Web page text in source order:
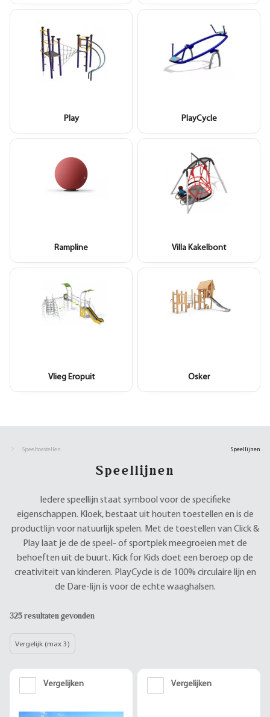
Play PlayCycle
Rampline Villa Kakelbont
Vlieg Eropuit Osker
Speeltoestellen Speellijnen
Speellijnen
Iedere speellijn staat symbool voor de specifieke
eigenschappen. Kloek, bestaat uit houten toestellen en is de
productlijn voor natuurlijk spelen. Met de toestellen van Click &
Play laat je de de speel- of sportplek meegroeien met de
behoeften uit de buurt. Kick for Kids doet een beroep op de
creativiteit van kinderen. PlayCycle is de 100% circulaire lijn en
de Dare-lijn is voor de echte waaghalsen.
325 resultaten gevonden
Vergelijk (max 3)
Vergelijken Vergelijken